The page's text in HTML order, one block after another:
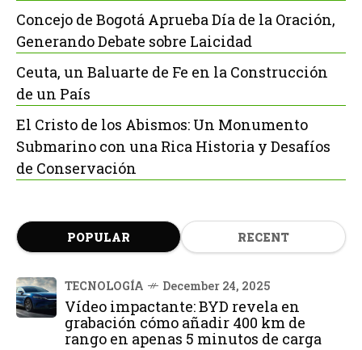
Concejo de Bogotá Aprueba Día de la Oración,
Generando Debate sobre Laicidad
Ceuta, un Baluarte de Fe en la Construcción
de un País
El Cristo de los Abismos: Un Monumento
Submarino con una Rica Historia y Desafíos
de Conservación
POPULAR RECENT
TECNOLOGÍA December 24, 2025
Vídeo impactante: BYD revela en
grabación cómo añadir 400 km de
rango en apenas 5 minutos de carga